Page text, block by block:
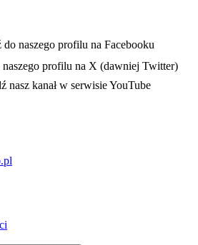
się w nowej karcie
do naszego profilu na Facebooku
karcie
naszego profilu na X (dawniej Twitter)
się w nowej karcie
nasz kanał w serwisie YouTube